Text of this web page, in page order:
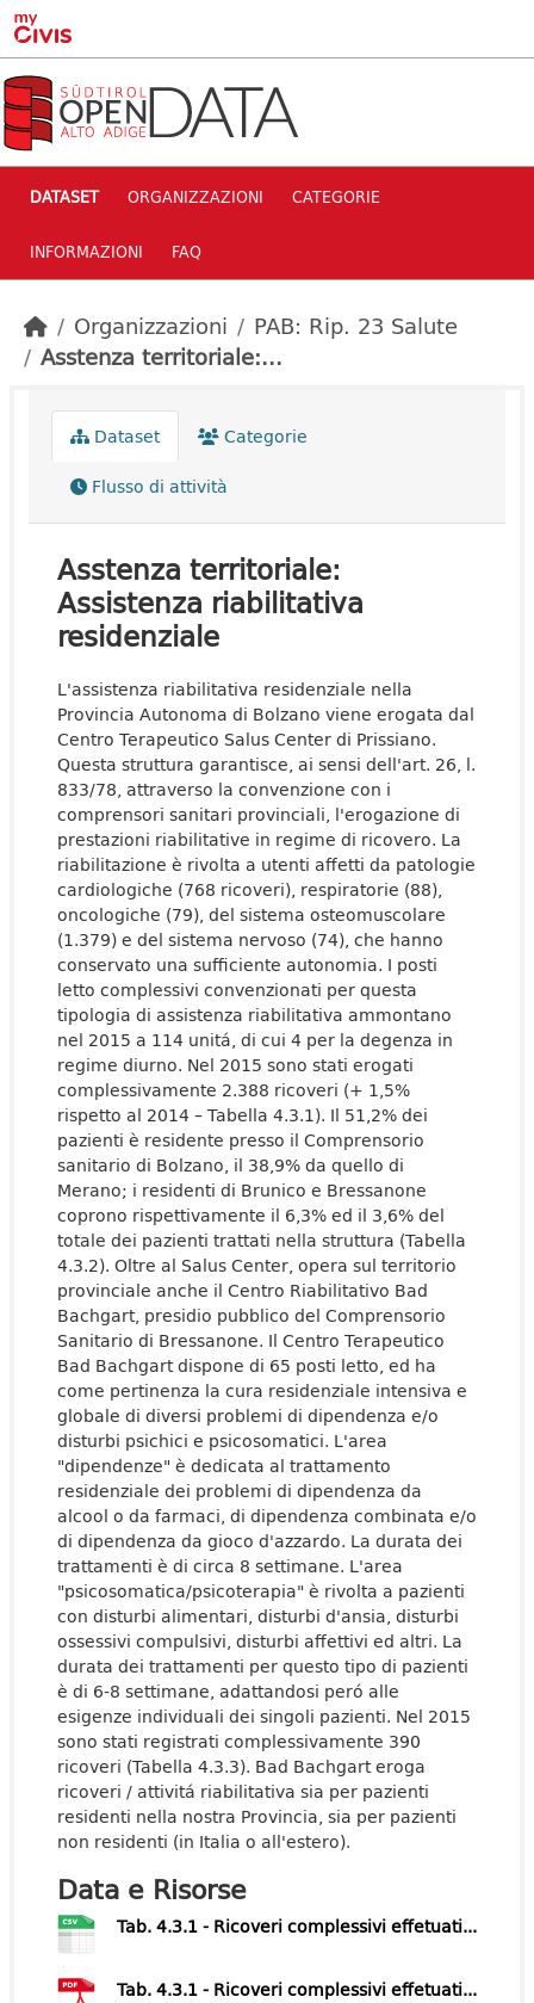
Skip to main content
DATASET ORGANIZZAZIONI CATEGORIE
INFORMAZIONI FAQ
Organizzazioni
PAB: Rip. 23 Salute
Asstenza territoriale:...
Dataset
Categorie
Flusso di attività
Asstenza territoriale:
Assistenza riabilitativa
residenziale
L'assistenza riabilitativa residenziale nella
Provincia Autonoma di Bolzano viene erogata dal
Centro Terapeutico Salus Center di Prissiano.
Questa struttura garantisce, ai sensi dell'art. 26, l.
833/78, attraverso la convenzione con i
comprensori sanitari provinciali, l'erogazione di
prestazioni riabilitative in regime di ricovero. La
riabilitazione è rivolta a utenti affetti da patologie
cardiologiche (768 ricoveri), respiratorie (88),
oncologiche (79), del sistema osteomuscolare
(1.379) e del sistema nervoso (74), che hanno
conservato una sufficiente autonomia. I posti
letto complessivi convenzionati per questa
tipologia di assistenza riabilitativa ammontano
nel 2015 a 114 unitá, di cui 4 per la degenza in
regime diurno. Nel 2015 sono stati erogati
complessivamente 2.388 ricoveri (+ 1,5%
rispetto al 2014 – Tabella 4.3.1). Il 51,2% dei
pazienti è residente presso il Comprensorio
sanitario di Bolzano, il 38,9% da quello di
Merano; i residenti di Brunico e Bressanone
coprono rispettivamente il 6,3% ed il 3,6% del
totale dei pazienti trattati nella struttura (Tabella
4.3.2). Oltre al Salus Center, opera sul territorio
provinciale anche il Centro Riabilitativo Bad
Bachgart, presidio pubblico del Comprensorio
Sanitario di Bressanone. Il Centro Terapeutico
Bad Bachgart dispone di 65 posti letto, ed ha
come pertinenza la cura residenziale intensiva e
globale di diversi problemi di dipendenza e/o
disturbi psichici e psicosomatici. L'area
"dipendenze" è dedicata al trattamento
residenziale dei problemi di dipendenza da
alcool o da farmaci, di dipendenza combinata e/o
di dipendenza da gioco d'azzardo. La durata dei
trattamenti è di circa 8 settimane. L'area
"psicosomatica/psicoterapia" è rivolta a pazienti
con disturbi alimentari, disturbi d'ansia, disturbi
ossessivi compulsivi, disturbi affettivi ed altri. La
durata dei trattamenti per questo tipo di pazienti
è di 6-8 settimane, adattandosi peró alle
esigenze individuali dei singoli pazienti. Nel 2015
sono stati registrati complessivamente 390
ricoveri (Tabella 4.3.3). Bad Bachgart eroga
ricoveri / attivitá riabilitativa sia per pazienti
residenti nella nostra Provincia, sia per pazienti
non residenti (in Italia o all'estero).
Data e Risorse
Tab. 4.3.1 - Ricoveri complessivi effetuati...
Tab. 4.3.1 - Ricoveri complessivi effetuati...